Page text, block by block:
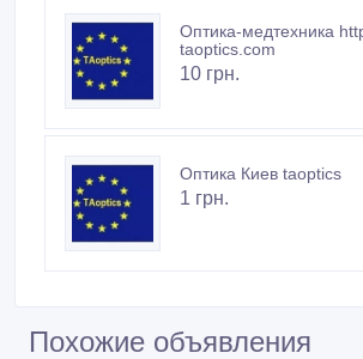
Оптика-медтехника
taoptics.com
10 грн.
Оптика Киев taoptics
1 грн.
Похожие объявления